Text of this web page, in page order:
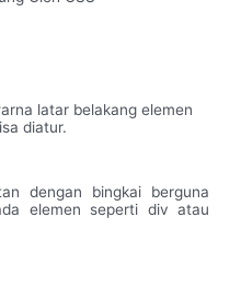
latar belakang elemen
diatur.
dengan bingkai berguna
elemen seperti div atau